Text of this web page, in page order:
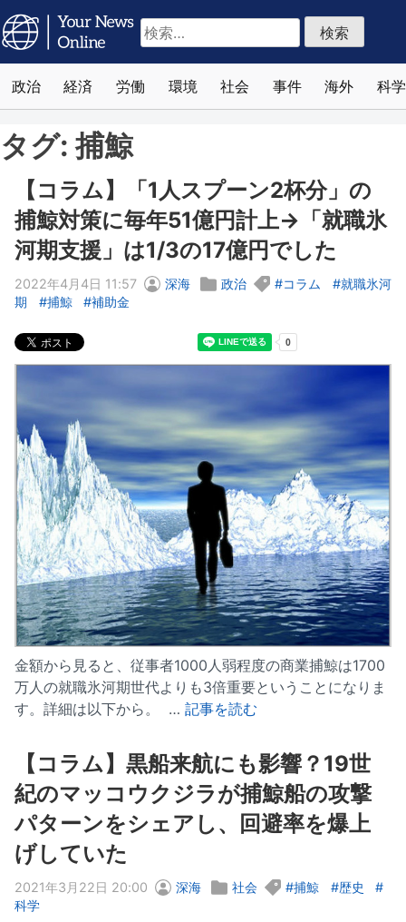
検
索:
政治 経済 労働 環境 社会 事件 海外 科学
タグ:捕鯨
【コラム】「1人スプーン2杯分」の
捕鯨対策に毎年51億円計上→「就職氷
河期支援」は1/3の17億円でした
2022年4月4日 11:57 深海 政治 コラム
就職氷河
期
捕鯨 補助金
金額から見ると、従事者1000人弱程度の商業捕鯨は1700
万人の就職氷河期世代よりも3倍重要ということになりま
す。詳細は以下から。 … 記事を読む
【コラム】黒船来航にも影響？19世
紀のマッコウクジラが捕鯨船の攻撃
パターンをシェアし、回避率を爆上
げしていた
2021年3月22日 20:00 深海 社会 捕鯨
歴史
科学